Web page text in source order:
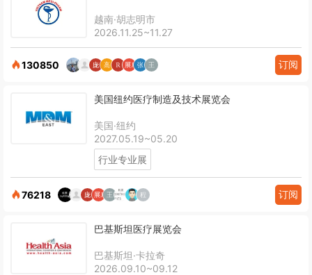
越南·胡志明市
2026.11.25~11.27
130850 订阅
美国纽约医疗制造及技术展览会
美国·纽约
2027.05.19~05.20
行业专业展
76218 订阅
巴基斯坦医疗展览会
巴基斯坦·卡拉奇
2026.09.10~09.12